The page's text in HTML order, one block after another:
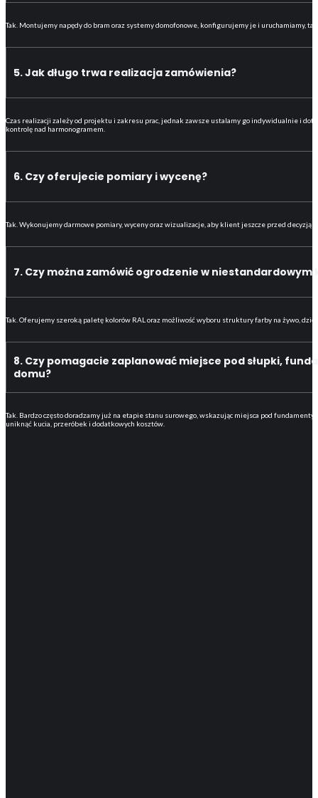
Tak. Montujemy napędy do bram oraz systemy domofonowe, konfigurujemy je i uruchamiamy,
5. Jak długo trwa realizacja zamówienia?
Czas realizacji zależy od projektu i zakresu prac, jednak zawsze ustalamy go indywidualnie i
kontrolę nad harmonogramem.
6. Czy oferujecie pomiary i wycenę?
Tak. Wykonujemy darmowe pomiary, wyceny oraz wizualizacje, aby klient jeszcze przed decyzją
7. Czy można zamówić ogrodzenie w niestandardowym
Tak. Oferujemy szeroką paletę kolorów RAL oraz możliwość wyboru struktury farby na żywo,
8. Czy pomagacie zaplanować miejsce pod słupki,
domu?
Tak. Bardzo często doradzamy już na etapie stanu surowego, wskazując miejsca pod
uniknąć kucia, przeróbek i dodatkowych kosztów.